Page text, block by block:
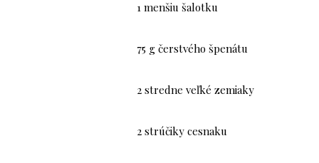
1 menšiu šalotku
75 g čerstvého špenátu
2 stredne veľké zemiaky
2 strúčiky cesnaku